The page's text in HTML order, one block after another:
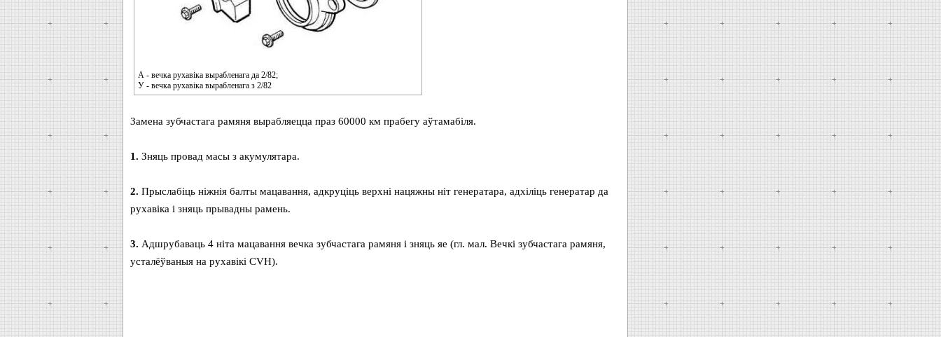
А - вечка рухавіка вырабленага да 2/82;
У - вечка рухавіка вырабленага з 2/82
Замена зубчастага рамяня вырабляецца праз 60000 км прабегу аўтамабіля.
1. Зняць провад масы з акумулятара.
2. Прыслабіць ніжнія балты мацавання, адкруціць верхні нацяжны ніт генератара, адхіліць генератар да
рухавіка і зняць прывадны рамень.
3. Адшрубаваць 4 ніта мацавання вечка зубчастага рамяня і зняць яе (гл. мал. Вечкі зубчастага рамяня,
усталёўваныя на рухавікі CVH).